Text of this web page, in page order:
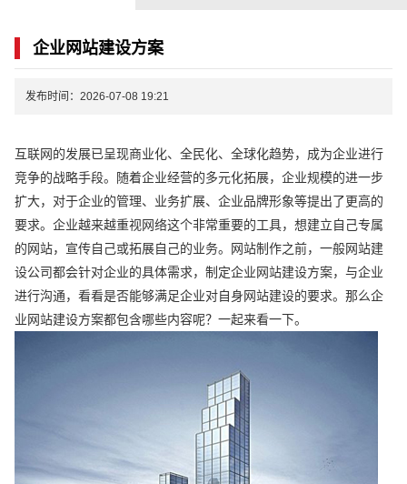
企业网站建设方案
发布时间：2026-07-08 19:21
互联网的发展已呈现商业化、全民化、全球化趋势，成为企业进行
竞争的战略手段。随着企业经营的多元化拓展，企业规模的进一步
扩大，对于企业的管理、业务扩展、企业品牌形象等提出了更高的
要求。企业越来越重视网络这个非常重要的工具，想建立自己专属
的网站，宣传自己或拓展自己的业务。网站制作之前，一般网站建
设公司都会针对企业的具体需求，制定企业网站建设方案，与企业
进行沟通，看看是否能够满足企业对自身网站建设的要求。那么企
业网站建设方案都包含哪些内容呢？一起来看一下。